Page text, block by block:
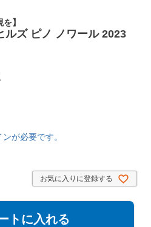
】
ルズ ピノ ノワール 2023
が必要です。
お気に入りに登録する
トに入れる